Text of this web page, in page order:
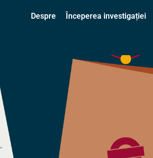
Despre Începerea investigației